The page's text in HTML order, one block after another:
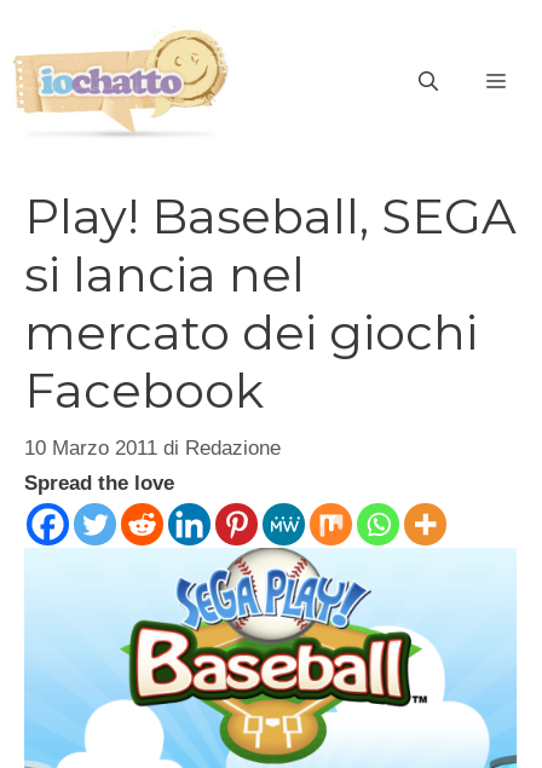
contenuto
Play! Baseball, SEGA
si lancia nel
mercato dei giochi
Facebook
10 Marzo 2011 di Redazione
Spread the love